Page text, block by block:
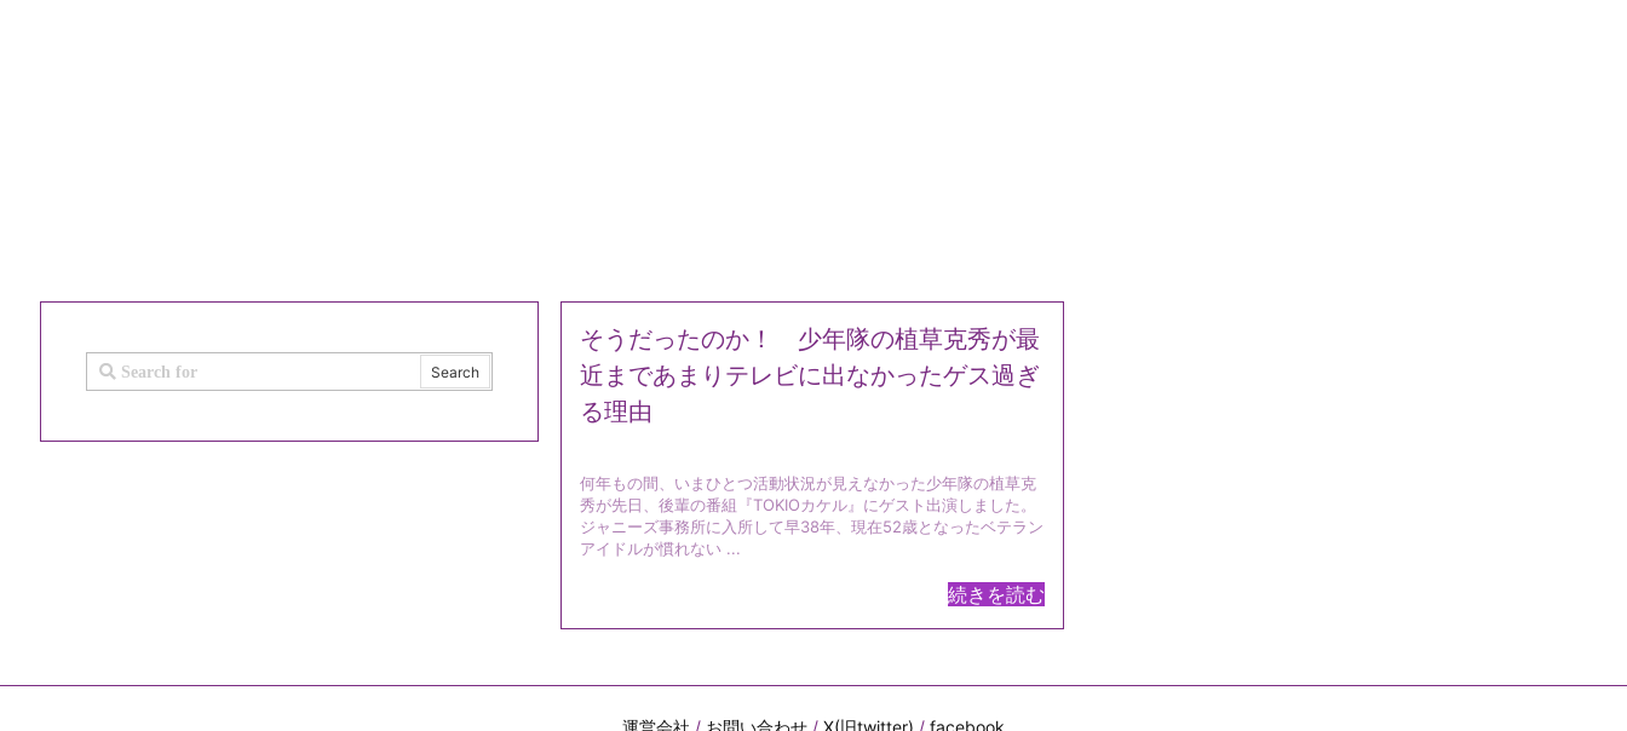
そうだったのか！ 少年隊の植草克秀が最
近まであまりテレビに出なかったゲス過ぎ
る理由
何年もの間、いまひとつ活動状況が見えなかった少年隊の植草克
秀が先日、後輩の番組『TOKIOカケル』にゲスト出演しました。
ジャニーズ事務所に入所して早38年、現在52歳となったベテラン
アイドルが慣れない ...
続きを読む
運営会社 / お問い合わせ/ X(旧twitter) / facebook